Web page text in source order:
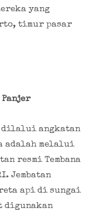
yang
timur pasar
Panjer
dilalui angkatan
adalah melalui
resmi Tembana
Jembatan
api di sungai
digunakan